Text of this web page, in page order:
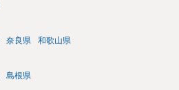
奈良県 和歌山県
島根県